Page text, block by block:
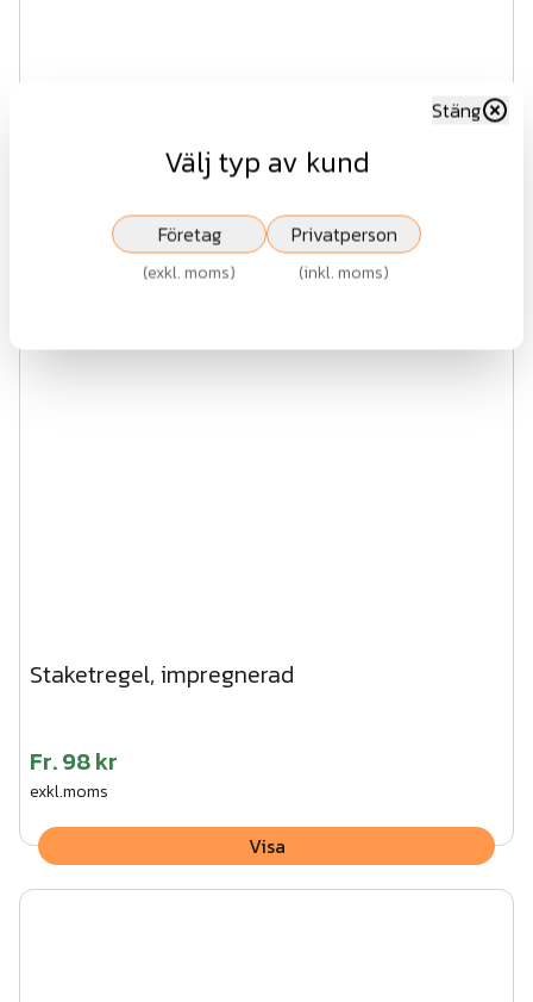
Staketregel, impregnerad
Fr.98 kr
exkl.moms
Visa
Välj typ av kund
Stäng
Företag
(exkl. moms)
Privatperson
(inkl. moms)